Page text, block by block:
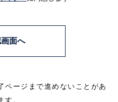
ページまで進めないことがあ
す。